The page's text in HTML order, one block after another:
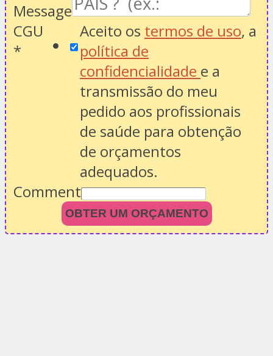
Message
CGU
*
Aceito os termos de uso, a
política de
confidencialidade e a
transmissão do meu
pedido aos profissionais
de saúde para obtenção
de orçamentos
adequados.
Comment
OBTER UM ORÇAMENTO